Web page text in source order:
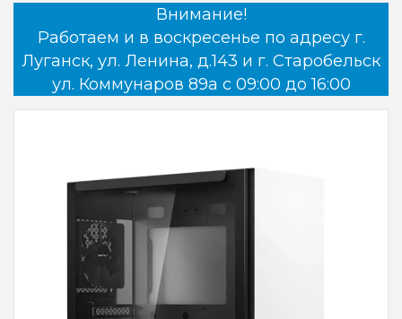
Внимание!
Работаем и в воскресенье по адресу г.
Луганск, ул. Ленина, д.143 и г. Старобельск
ул. Коммунаров 89а с 09:00 до 16:00